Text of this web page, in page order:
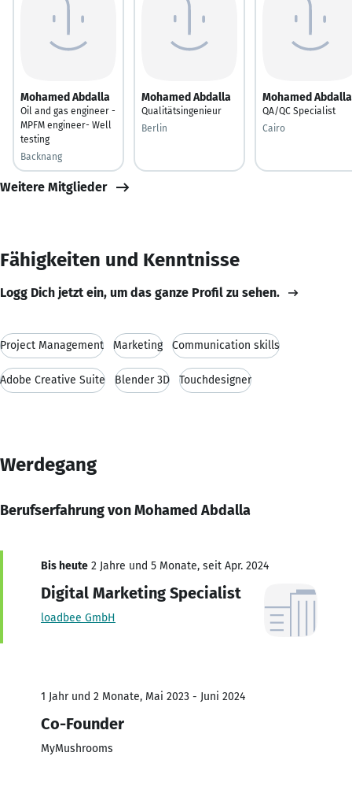
Mohamed Abdalla
Oil and gas engineer -
MPFM engineer- Well
testing
Backnang
Mohamed Abdalla
Qualitätsingenieur
Berlin
Mohamed Abdalla
QA/QC Specialist
Cairo
Weitere Mitglieder
Fähigkeiten und Kenntnisse
Logg Dich jetzt ein, um das ganze Profil zu sehen.
Project Management Marketing Communication skills
Adobe Creative Suite Blender 3D Touchdesigner
Werdegang
Berufserfahrung von Mohamed Abdalla
Bis heute 2 Jahre und 5 Monate, seit Apr. 2024
Digital Marketing Specialist
loadbee GmbH
1 Jahr und 2 Monate, Mai 2023 - Juni 2024
Co-Founder
MyMushrooms